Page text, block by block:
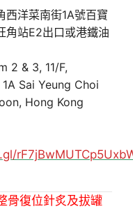
西洋菜南街1A號百寶
角站E2出口或港鐵油
2 & 3, 11/F,
Sai Yeung Choi
Hong Kong
骨復位針炙及拔罐